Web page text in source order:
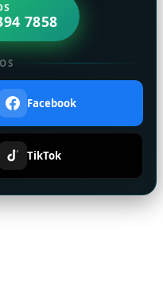
7858
Facebook
TikTok